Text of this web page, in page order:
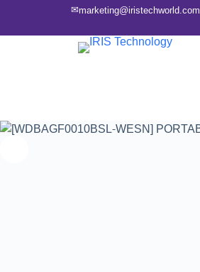
✉marketing@iristechworld.com